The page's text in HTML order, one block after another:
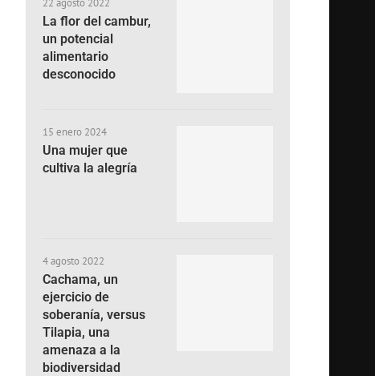
22 agosto 2022
La flor del cambur,
un potencial
alimentario
desconocido
15 enero 2024
Una mujer que
cultiva la alegría
4 agosto 2022
Cachama, un
ejercicio de
soberanía, versus
Tilapia, una
amenaza a la
biodiversidad